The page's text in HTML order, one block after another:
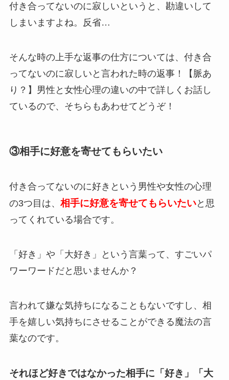
付き合ってないのに寂しいというと、勘違いして
しまいますよね。反省…
そんな時の上手な返事の仕方については、付き合
ってないのに寂しいと言われた時の返事！【脈あ
り？】男性と女性心理の違いの中で詳しくお話し
ているので、そちらもあわせてどうぞ！
③相手に好意を寄せてもらいたい
付き合ってないのに好きという男性や女性の心理
の3つ目は、 相手に好意を寄せてもらいたいと思
ってくれている場合です。
「好き」や「大好き」という言葉って、すごいパ
ワーワードだと思いませんか？
言われて嫌な気持ちになることもないですし、相
手を嬉しい気持ちにさせることができる魔法の言
葉なのです。
それほど好きではなかった相手に「好き」「大